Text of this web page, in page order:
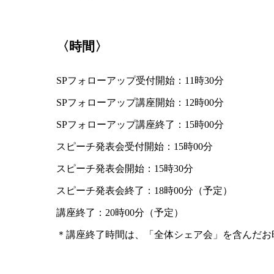
〈時間〉
SPフォローアップ受付開始：11時30分
SPフォローアップ講座開始：12時00分
SPフォローアップ講座終了：15時00分
スピーチ発表会受付開始：15時00分
スピーチ発表会開始：15時30分
スピーチ発表会終了：18時00分（予定）
講座終了：20時00分（予定）
＊講座終了時間は、「全体シェア会」を含んだお